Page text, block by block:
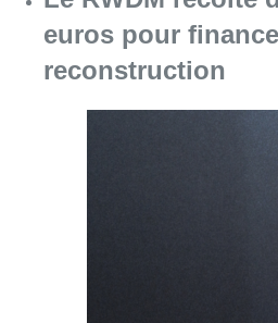
euros pour
reconstruction